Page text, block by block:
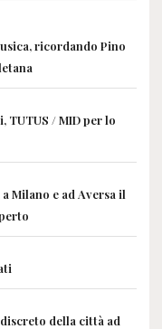
ricordando Pino
TUTUS / MID per lo
Milano e ad Aversa il
della città ad